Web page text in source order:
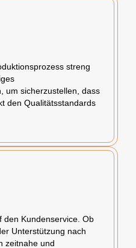
streng
um sicherzustellen, dass
den Qualitätsstandards
den Kundenservice. Ob
Unterstützung nach
zeitnahe und